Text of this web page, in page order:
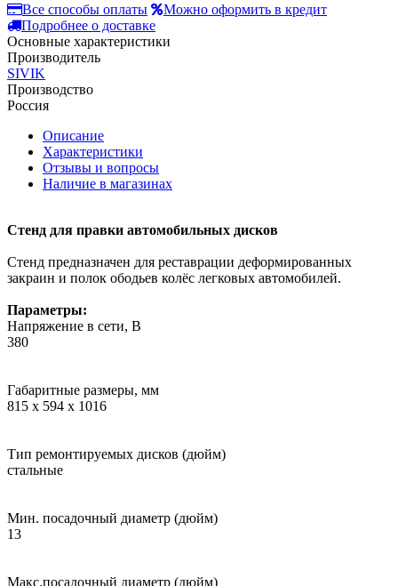
Все способы оплаты
Можно оформить в кредит
Подробнее о доставке
Основные характеристики
Производитель
SIVIK
Производство
Россия
Описание
Характеристики
Отзывы и вопросы
Наличие в магазинах
Стенд для правки автомобильных дисков
Стенд предназначен для реставрации деформированных
закраин и полок ободьев колёс легковых автомобилей.
Параметры:
Напряжение в сети, В
380
Габаритные размеры, мм
815 х 594 х 1016
Тип ремонтируемых дисков (дюйм)
стальные
Мин. посадочный диаметр (дюйм)
13
Макс.посадочный диаметр (дюйм)